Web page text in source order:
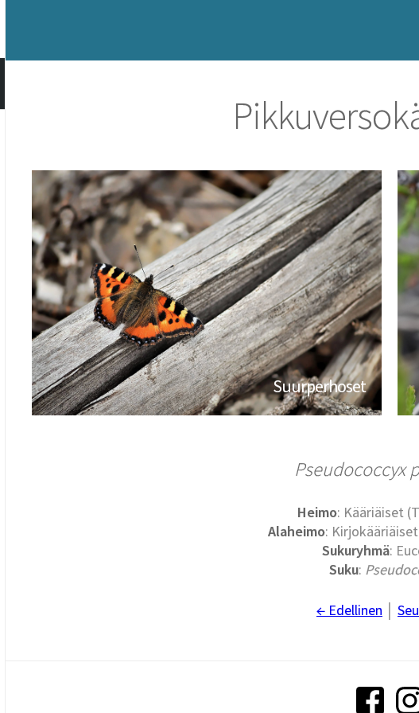
Suurperhoset
Pseudococcyx
Heimo: Kääriäiset
Alaheimo:
Sukuryhmä:
Suku:
← Edellinen